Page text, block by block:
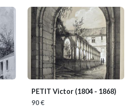
PETIT Victor (1804 - 1868)
90 €